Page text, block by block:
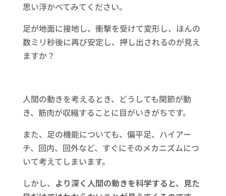
思い浮かべてみてください。
足が地面に接地し、衝撃を受けて変形し、ほんの
数ミリ秒後に再び安定し、押し出されるのが見え
ますか？
人間の動きを考えるとき、どうしても関節が動
き、筋肉が収縮することに目がいきがちです。
また、足の機能についても、偏平足、ハイアー
チ、回内、回外など、すぐにそのメカニズムにつ
いて考えてしまいます。
しかし、 より深く人間の動きを科学すると、見た